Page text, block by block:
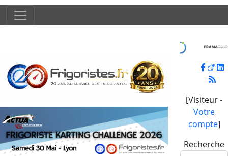
[Visiteur -
Votre
compte]
Recherche